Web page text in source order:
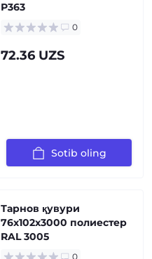
Р363
0
72.36 UZS
Sotib oling
Тарнов қувури
76х102х3000 полиестер
RAL 3005
0